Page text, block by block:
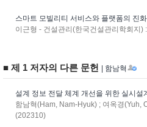
스마트 모빌리티 서비스와 플랫폼의 진
이근형 - 건설관리(한국건설관리학회지
■ 제 1 저자의 다른 문헌 | 함남혁
설계 정보 전달 체계 개선을 위한 실시설
함남혁(Ham, Nam-Hyuk) ; 여옥경(Yuh,
(202310)